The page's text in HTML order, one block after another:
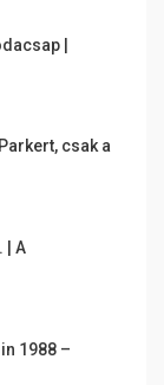
|
csak a
| A
1988 –